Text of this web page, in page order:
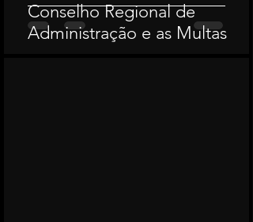
Conselho Regional de
Administração e as Multas